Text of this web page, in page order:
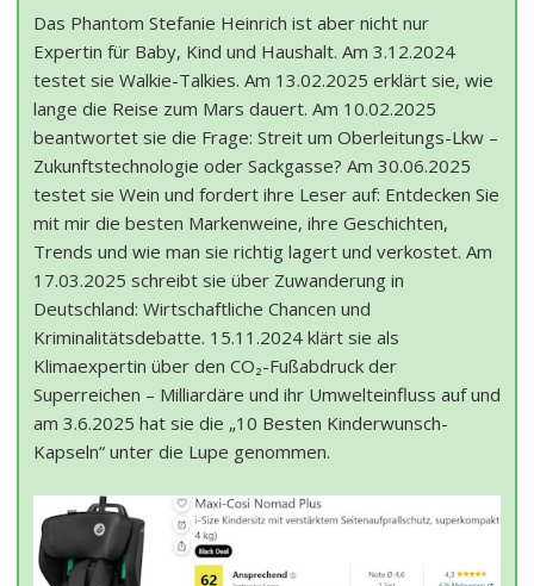
Das Phantom Stefanie Heinrich ist aber nicht nur
Expertin für Baby, Kind und Haushalt. Am 3.12.2024
testet sie Walkie-Talkies. Am 13.02.2025 erklärt sie, wie
lange die Reise zum Mars dauert. Am 10.02.2025
beantwortet sie die Frage: Streit um Oberleitungs-Lkw –
Zukunftstechnologie oder Sackgasse? Am 30.06.2025
testet sie Wein und fordert ihre Leser auf: Entdecken Sie
mit mir die besten Markenweine, ihre Geschichten,
Trends und wie man sie richtig lagert und verkostet. Am
17.03.2025 schreibt sie über Zuwanderung in
Deutschland: Wirtschaftliche Chancen und
Kriminalitätsdebatte. 15.11.2024 klärt sie als
Klimaexpertin über den CO₂-Fußabdruck der
Superreichen – Milliardäre und ihr Umwelteinfluss auf und
am 3.6.2025 hat sie die „10 Besten Kinderwunsch-
Kapseln“ unter die Lupe genommen.